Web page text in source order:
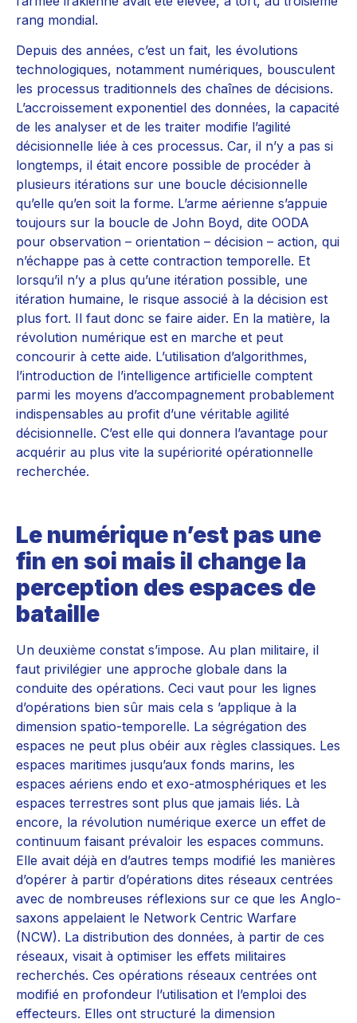
rang mondial.
Depuis des années, c’est un fait, les évolutions
technologiques, notamment numériques, bousculent
les processus traditionnels des chaînes de décisions.
L’accroissement exponentiel des données, la capacité
de les analyser et de les traiter modifie l’agilité
décisionnelle liée à ces processus. Car, il n’y a pas si
longtemps, il était encore possible de procéder à
plusieurs itérations sur une boucle décisionnelle
qu’elle qu’en soit la forme. L’arme aérienne s’appuie
toujours sur la boucle de John Boyd, dite OODA
pour observation – orientation – décision – action, qui
n’échappe pas à cette contraction temporelle. Et
lorsqu’il n’y a plus qu’une itération possible, une
itération humaine, le risque associé à la décision est
plus fort. Il faut donc se faire aider. En la matière, la
révolution numérique est en marche et peut
concourir à cette aide. L’utilisation d’algorithmes,
l’introduction de l’intelligence artificielle comptent
parmi les moyens d’accompagnement probablement
indispensables au profit d’une véritable agilité
décisionnelle. C’est elle qui donnera l’avantage pour
acquérir au plus vite la supériorité opérationnelle
recherchée.
Le numérique n’est pas une
fin en soi mais il change la
perception des espaces de
bataille
Un deuxième constat s’impose. Au plan militaire, il
faut privilégier une approche globale dans la
conduite des opérations. Ceci vaut pour les lignes
d’opérations bien sûr mais cela s ’applique à la
dimension spatio-temporelle. La ségrégation des
espaces ne peut plus obéir aux règles classiques. Les
espaces maritimes jusqu’aux fonds marins, les
espaces aériens endo et exo-atmosphériques et les
espaces terrestres sont plus que jamais liés. Là
encore, la révolution numérique exerce un effet de
continuum faisant prévaloir les espaces communs.
Elle avait déjà en d’autres temps modifié les manières
d’opérer à partir d’opérations dites réseaux centrées
avec de nombreuses réflexions sur ce que les Anglo-
saxons appelaient le Network Centric Warfare
(NCW). La distribution des données, à partir de ces
réseaux, visait à optimiser les effets militaires
recherchés. Ces opérations réseaux centrées ont
modifié en profondeur l’utilisation et l’emploi des
effecteurs. Elles ont structuré la dimension